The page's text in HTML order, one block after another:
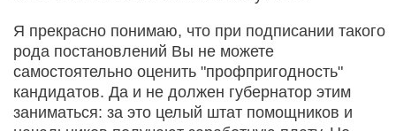
Я прекрасно понимаю, что при подписании такого
рода постановлений Вы не можете
самостоятельно оценить "профпригодность"
кандидатов. Да и не должен губернатор этим
заниматься: за это целый штат помощников и